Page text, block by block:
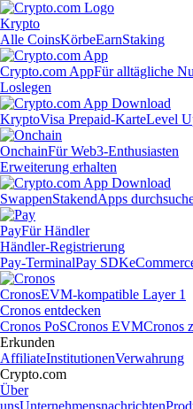
Krypto
Alle CoinsKörbeEarnStaking
Crypto.com AppFür alltägliche
Loslegen
KryptoVisa Prepaid-KarteLevel
OnchainFür Web3-Enthusiasten
Erweiterung erhalten
SwappenStakendApps
PayFür Händler
Händler-Registrierung
Pay-TerminalPay SDK
CronosEVM-kompatible Layer 1
Cronos entdecken
Cronos PoSCronos EVMCronos
Erkunden
AffiliateInstitutionenVerwahrung
Crypto.com
Über
unsUnternehmensnachrichten